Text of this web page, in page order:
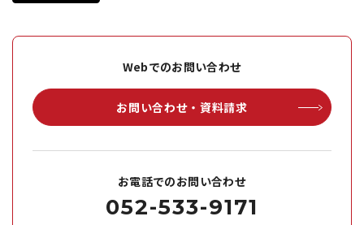
Webでのお問い合わせ
お問い合わせ・資料請求
お電話でのお問い合わせ
052-533-9171